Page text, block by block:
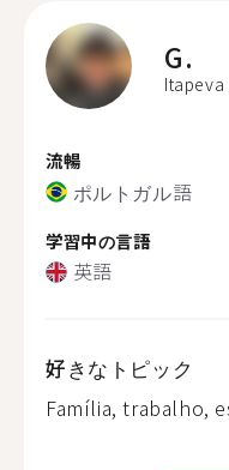
G.
Itapeva
流暢
ポルトガル語
学習中の言語
英語
好きなトピック
Família, trabalho,